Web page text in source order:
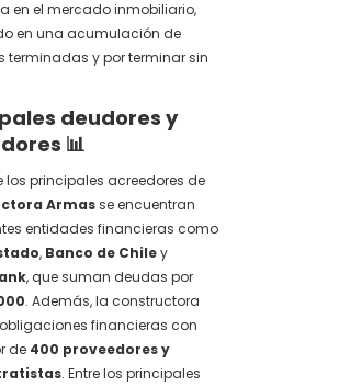
en el mercado inmobiliario,
en una acumulación de
terminadas y por terminar sin
deudores y
📊
los principales acreedores de
Armasse encuentran
entidades financieras como
, Banco de Chiley
, que suman deudas por
. Además, la constructora
financieras con
de 400 proveedores y
. Entre los principales